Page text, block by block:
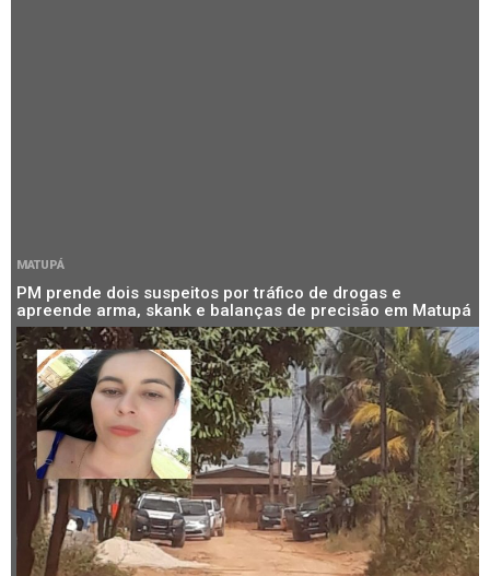
MATUPÁ
PM prende dois suspeitos por tráfico de drogas e
apreende arma, skank e balanças de precisão em Matupá